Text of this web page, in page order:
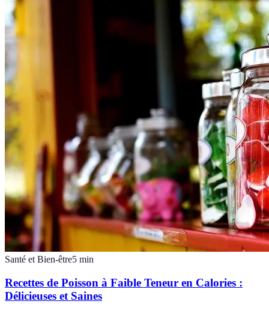
Santé et Bien-être5 min
Recettes de Poisson à Faible Teneur en Calories :
Délicieuses et Saines